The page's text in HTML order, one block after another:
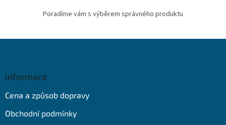
Poradíme vám s výběrem správného produktu
Informace
Cena a způsob dopravy
Obchodní podmínky